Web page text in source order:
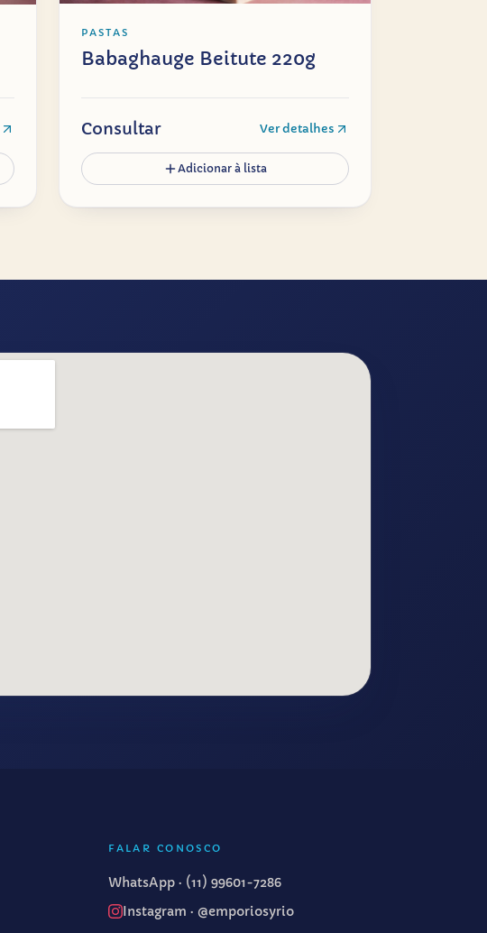
PASTAS
Babaghauge Beitute 220g
Consultar Ver detalhes
Adicionar à lista
FALAR CONOSCO
WhatsApp · (11) 99601-7286
Instagram · @emporiosyrio